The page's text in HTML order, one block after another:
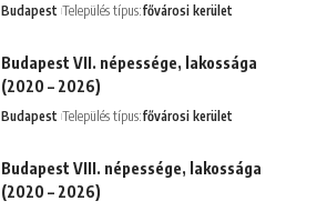
Budapest Település típus:fővárosi kerület
Budapest VII. népessége, lakossága
(2020 – 2026)
Budapest Település típus:fővárosi kerület
Budapest VIII. népessége, lakossága
(2020 – 2026)